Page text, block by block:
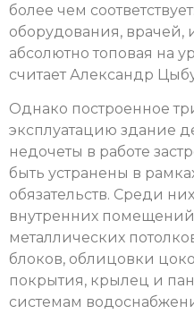
более чем
оборудования, врачей,
абсолютно топовая на
считает Александр
Однако построенное
эксплуатацию здание
недочеты в работе
быть устранены в
обязательств. Среди
внутренних
металлических
блоков, облицовки
покрытия, крылец и
системам